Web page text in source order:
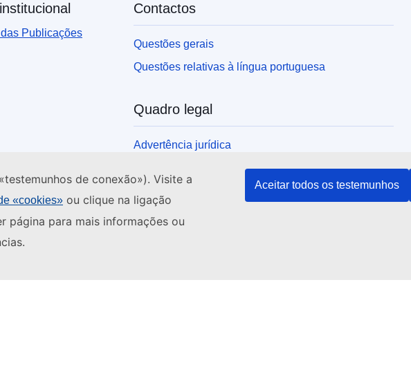
de conexão»). Visite a
«cookies» ou clique na ligação
página para mais informações ou
Aceitar todos os testemunhos
Publicações
Contactos
Questões gerais
Questões relativas à língua portuguesa
Quadro legal
Advertência jurídica
Política em matéria de «cookies»